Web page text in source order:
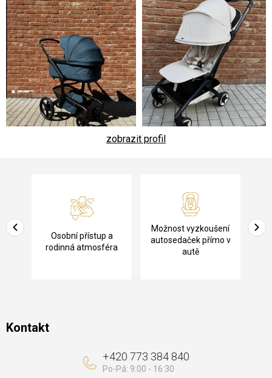
zobrazit profil
a
Osobní přístup a
rodinná atmosféra
Možnost vyzkoušení
autosedaček přímo v
autě
Kontakt
+420 773 384 840